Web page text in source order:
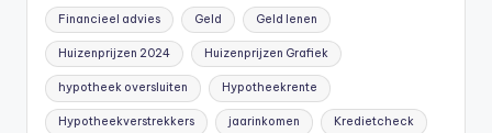
Financieel advies Geld Geld lenen
Huizenprijzen 2024 Huizenprijzen Grafiek
hypotheek oversluiten Hypotheekrente
Hypotheekverstrekkers jaarinkomen Kredietcheck